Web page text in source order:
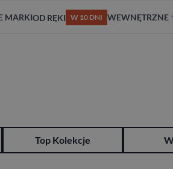
MARKIOD RĘKI W 10 DNI WEWNĘTRZNE
Top Kolekcje